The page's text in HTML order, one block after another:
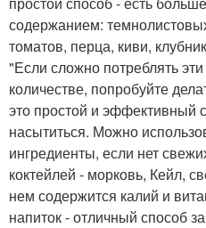
содержанием:
томатов, перца, киви,
"Если сложно потреблять
количестве, попробуйте
это простой и эффективный
насытиться. Можно
ингредиенты, если нет
коктейлей - морковь, Кейл,
нем содержится калий и
напиток - отличный способ